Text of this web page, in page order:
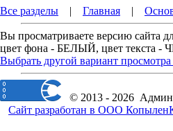
Все разделы | Главная |
Вы просматриваете версию сайта
цвет фона - БЕЛЫЙ, цвет текста
Выбрать другой вариант просмотра
© 2013 - 2026
Сайт разработан в ООО